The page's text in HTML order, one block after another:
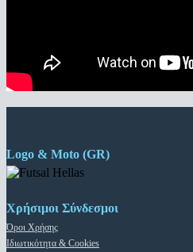
Logo & Moto (GR)
Χρήσιμοι Σύνδεσμοι
Όροι Χρήσης
Ιδιωτικότητα & Cookies